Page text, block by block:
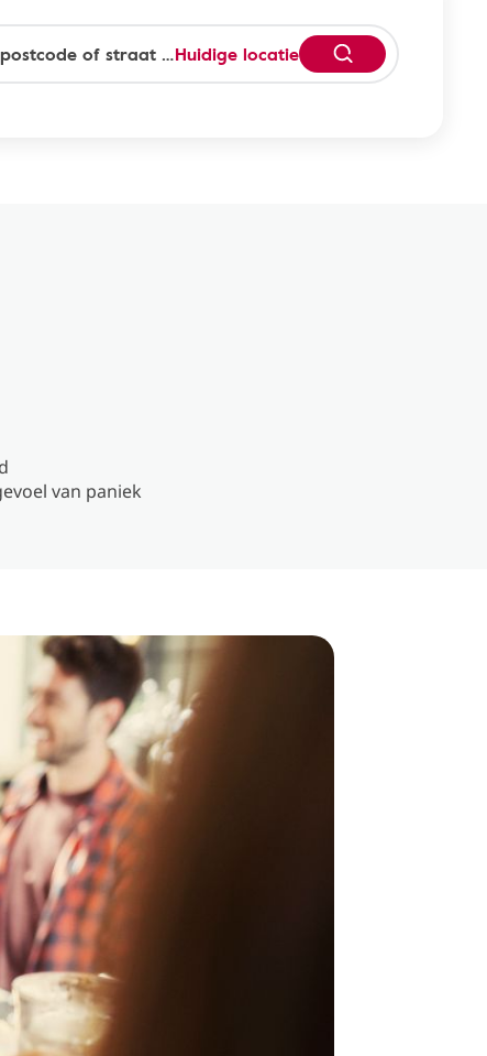
Huidige locatie
van paniek